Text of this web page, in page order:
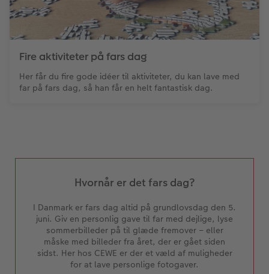
Fire aktiviteter på fars dag
Her får du fire gode idéer til aktiviteter, du kan lave med
far på fars dag, så han får en helt fantastisk dag.
Hvornår er det fars dag?
I Danmark er fars dag altid på grundlovsdag den 5.
juni. Giv en personlig gave til far med dejlige, lyse
sommerbilleder på til glæde fremover – eller
måske med billeder fra året, der er gået siden
sidst. Her hos CEWE er der et væld af muligheder
for at lave personlige fotogaver.